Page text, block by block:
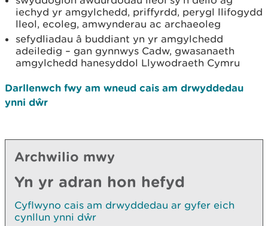
iechyd yr amgylchedd, priffyrdd, perygl llifogydd
lleol, ecoleg, amwynderau ac archaeoleg
sefydliadau â buddiant yn yr amgylchedd
adeiledig – gan gynnwys Cadw, gwasanaeth
amgylchedd hanesyddol Llywodraeth Cymru
Darllenwch fwy am wneud cais am drwyddedau
ynni dŵr
Archwilio mwy
Yn yr adran hon hefyd
Cyflwyno cais am drwyddedau ar gyfer eich
cynllun ynni dŵr